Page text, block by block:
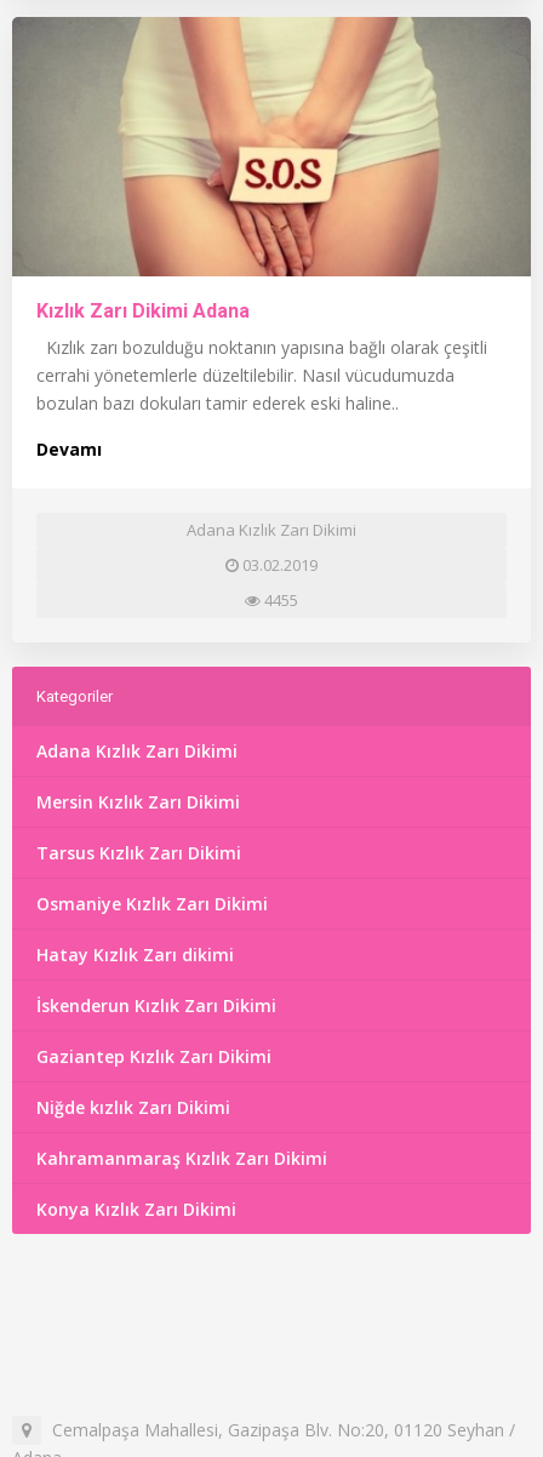
Kızlık Zarı Dikimi Adana
Kızlık zarı bozulduğu noktanın yapısına bağlı olarak çeşitli
cerrahi yönetemlerle düzeltilebilir. Nasıl vücudumuzda
bozulan bazı dokuları tamir ederek eski haline..
Devamı
Adana Kızlık Zarı Dikimi
03.02.2019
4455
Kategoriler
Adana Kızlık Zarı Dikimi
Mersin Kızlık Zarı Dikimi
Tarsus Kızlık Zarı Dikimi
Osmaniye Kızlık Zarı Dikimi
Hatay Kızlık Zarı dikimi
İskenderun Kızlık Zarı Dikimi
Gaziantep Kızlık Zarı Dikimi
Niğde kızlık Zarı Dikimi
Kahramanmaraş Kızlık Zarı Dikimi
Konya Kızlık Zarı Dikimi
Cemalpaşa Mahallesi, Gazipaşa Blv. No:20, 01120 Seyhan /